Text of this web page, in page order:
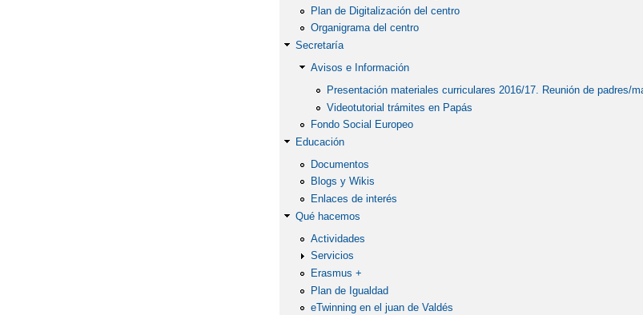
Plan de Digitalización del centro
Organigrama del centro
Secretaría
Avisos e Información
Presentación materiales curriculares 2016/17. Reunión de padres/
Videotutorial trámites en Papás
Fondo Social Europeo
Educación
Documentos
Blogs y Wikis
Enlaces de interés
Qué hacemos
Actividades
Servicios
Erasmus +
Plan de Igualdad
eTwinning en el juan de Valdés